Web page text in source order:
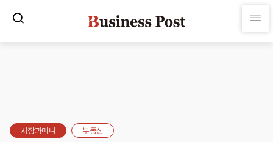
시장과머니 부동산